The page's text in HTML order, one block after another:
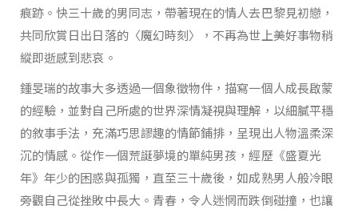
痕跡。快三十歲的男同志，帶著現在的情人去巴黎見初戀，
共同欣賞日出日落的〈魔幻時刻〉，不再為世上美好事物稍
縱即逝感到悲哀。
鍾旻瑞的故事大多透過一個象徵物件，描寫一個人成長啟蒙
的經驗，並對自己所處的世界深情凝視與理解，以細膩平穩
的敘事手法，充滿巧思謬趣的情節鋪排，呈現出人物溫柔深
沉的情感。從作一個荒誕夢境的單純男孩，經歷《盛夏光
年》年少的困惑與孤獨，直至三十歲後，如成熟男人般冷眼
旁觀自己從挫敗中長大。青春，令人迷惘而跌倒碰撞，也讓